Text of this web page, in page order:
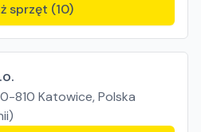
sprzęt (10)
810 Katowice, Polska